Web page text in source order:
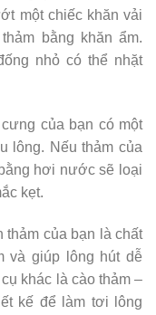
một chiếc khăn vải
bằng khăn ẩm.
nhỏ có thể nhặt
của bạn có một
lông. Nếu thảm của
hơi nước sẽ loại
kẹt.
thảm của bạn là chất
và giúp lông hút dễ
khác là cào thảm –
kế để làm tơi lông